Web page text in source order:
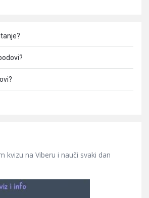
kvizu na Viberu i nauči svaki dan